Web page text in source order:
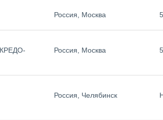
Россия, Москва
Россия, Москва
Россия, Челябинск